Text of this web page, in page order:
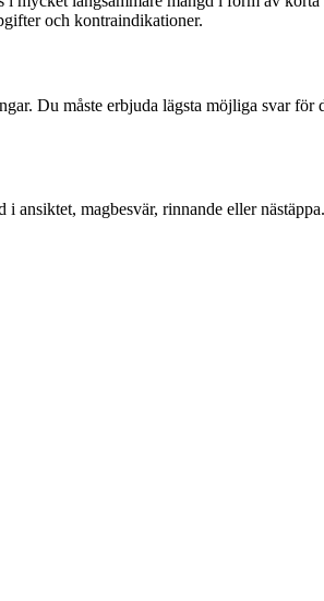
och kontraindikationer.
Du måste erbjuda lägsta möjliga svar
magbesvär, rinnande eller